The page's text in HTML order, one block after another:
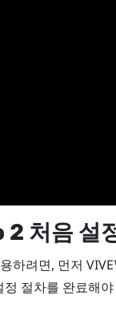
2 처음 설
하려면, 먼저
절차를 완료해